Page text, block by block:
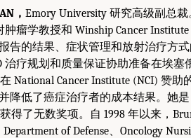
， Emory University 研究高级副总
瘤学教授和 Winship Cancer
告的结果、症状管理和放射治疗方
疗规划和质量保证协助准备在埃塞
National Cancer Institute (NCI) 赞助
降低了癌症治疗者的成本结果。她
得了无数奖项。自 1998 年以来，
of Defense、Oncology